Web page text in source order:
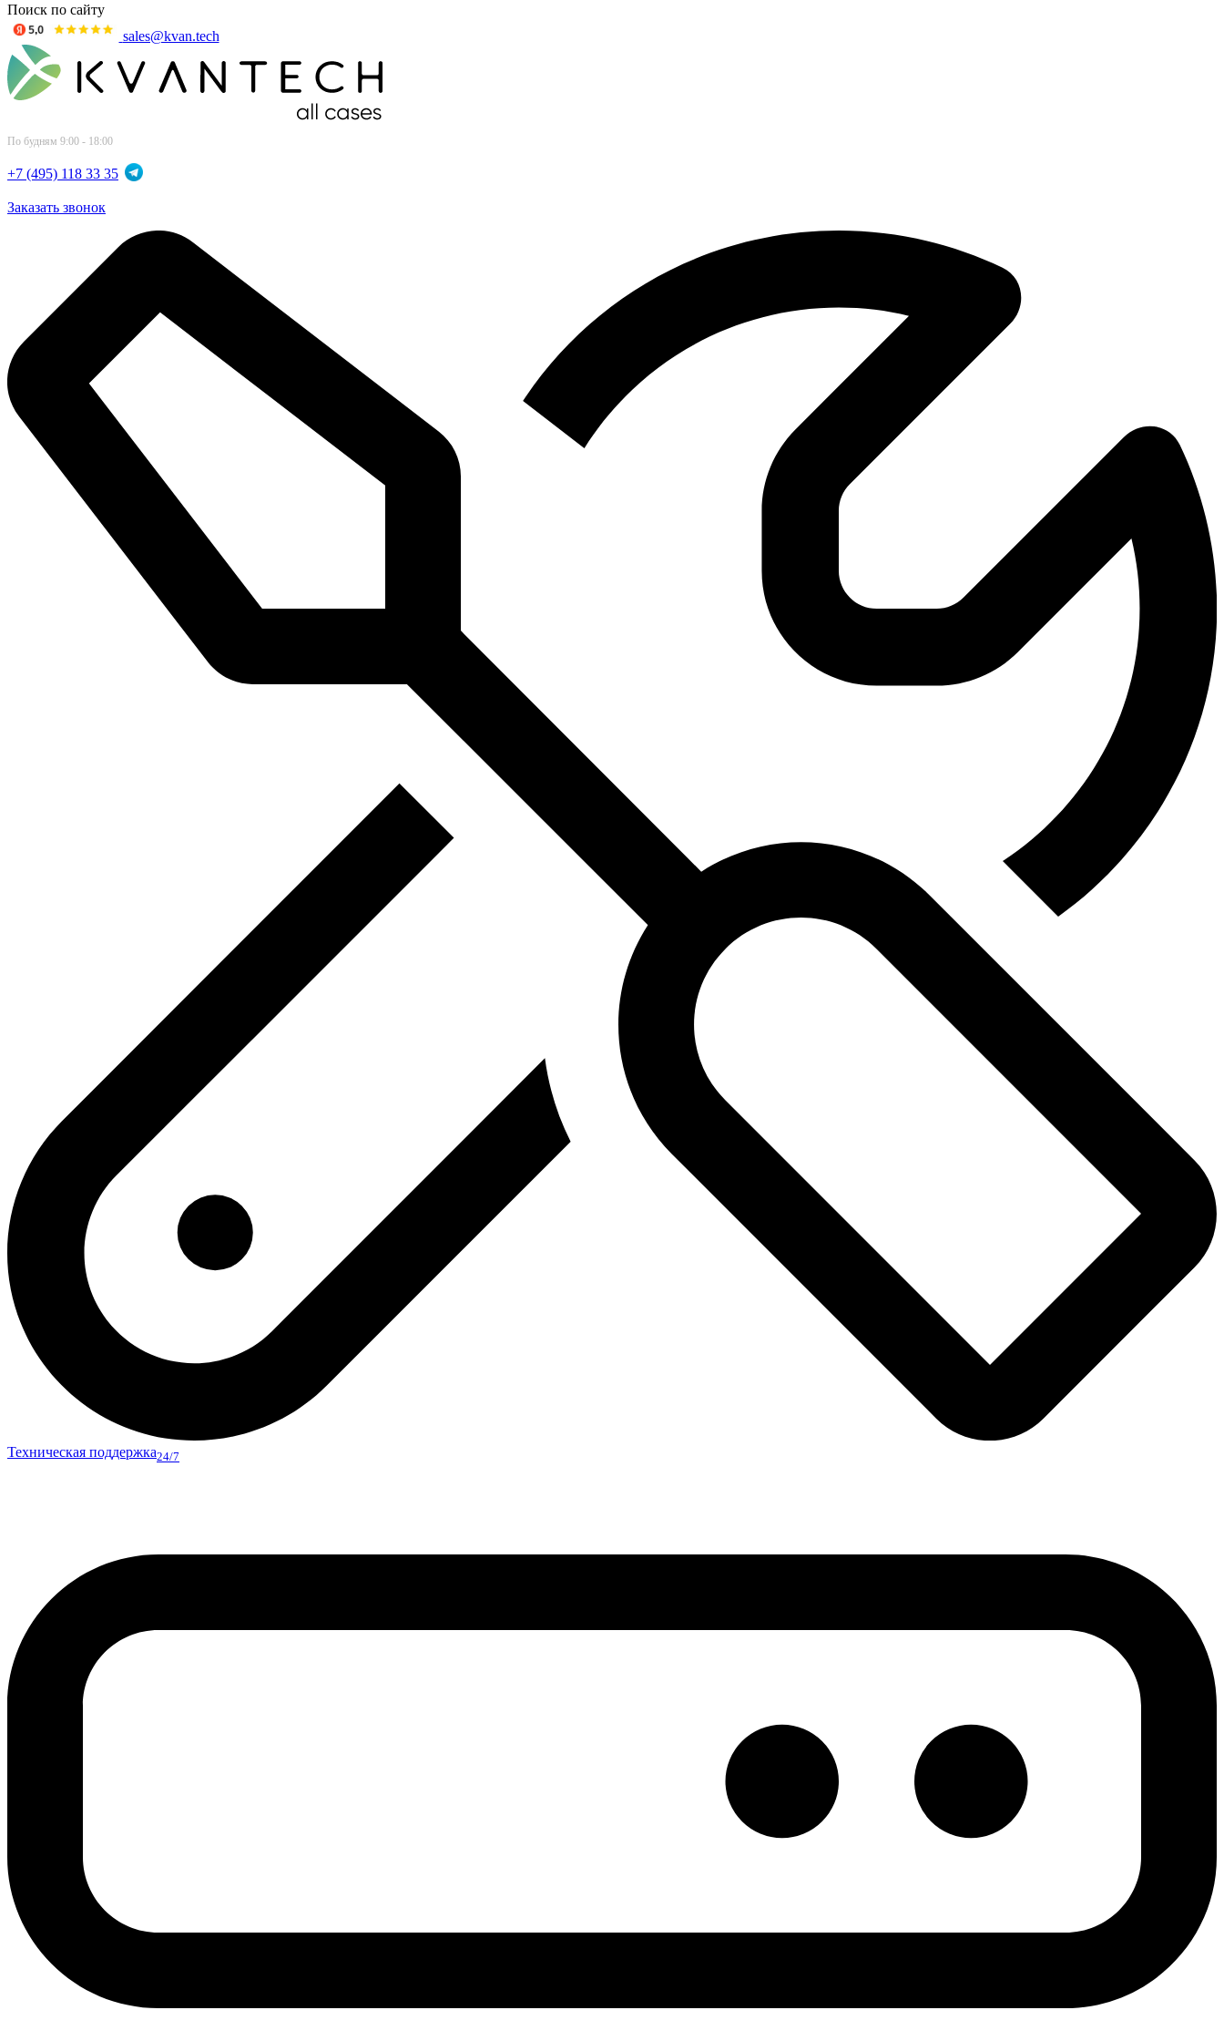
Поиск по сайту
sales@kvan.tech
По будням 9:00 - 18:00
+7 (495) 118 33 35
Заказать звонок
Техническая поддержка24/7